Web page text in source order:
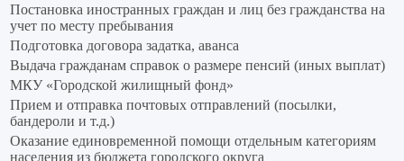
Постановка иностранных граждан и лиц без гражданства на
учет по месту пребывания
Подготовка договора задатка, аванса
Выдача гражданам справок о размере пенсий (иных выплат)
МКУ «Городской жилищный фонд»
Прием и отправка почтовых отправлений (посылки,
бандероли и т.д.)
Оказание единовременной помощи отдельным категориям
населения из бюджета городского округа